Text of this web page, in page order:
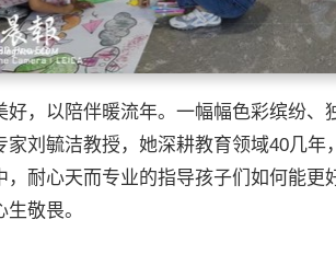
好，以陪伴暖流年。一幅幅色彩缤纷
家刘毓洁教授，她深耕教育领域40几
，耐心天而专业的指导孩子们如何能
敬畏。